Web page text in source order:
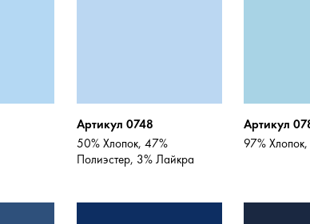
Артикул 0748
50% Хлопок, 47%
Полиэстер, 3% Лайкра
Артикул
97%